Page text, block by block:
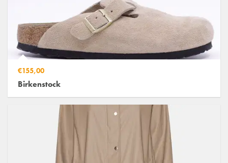
€155,00
Birkenstock